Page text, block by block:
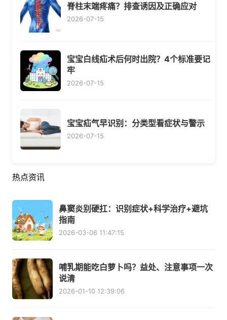
脊柱末端疼痛？排查诱因及正确应对
2026-07-15
宝宝白线疝术后何时出院？4个标准要记
牢
2026-07-15
宝宝疝气早识别：分类型看症状与警示
2026-07-15
热点资讯
鼻窦炎别硬扛：识别症状+科学治疗+避坑
指南
2026-03-06 11:47:15
哺乳期能吃白萝卜吗？益处、注意事项一次
说清
2026-01-10 12:39:06